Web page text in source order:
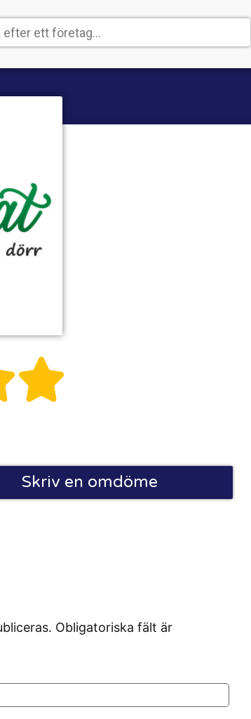

Skriv en omdöme
Obligatoriska fält är